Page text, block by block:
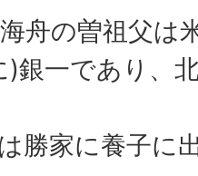
舟の曽祖父は
)銀一であり、
勝家に養子に